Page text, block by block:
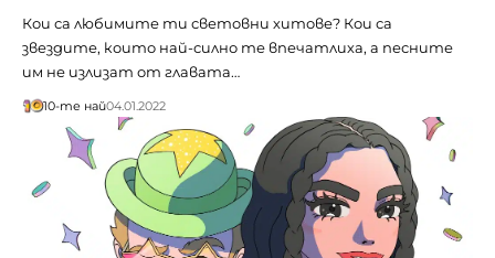
Кои са любимите ти световни хитове? Кои са
звездите, които най-силно те впечатлиха, а песните
им не излизат от главата…
10-те най04.01.2022